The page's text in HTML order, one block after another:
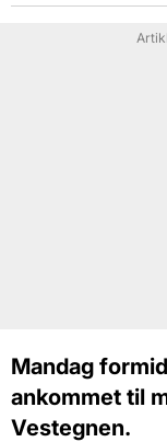
Mandag
ankommet til
Vestegnen.